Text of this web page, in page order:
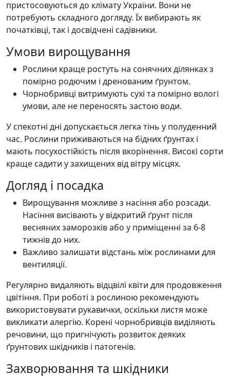
пристосовуються до клімату України. Вони не
потребують складного догляду. Їх вибирають як
початківці, так і досвідчені садівники.
Умови вирощування
Рослини краще ростуть на сонячних ділянках з
помірно родючим і дренованим ґрунтом.
Чорнобривці витримують сухі та помірно вологі
умови, але не переносять застою води.
У спекотні дні допускається легка тінь у полуденний
час. Рослини приживаються на бідних ґрунтах і
мають посухостійкість після вкорінення. Високі сорти
краще садити у захищених від вітру місцях.
Догляд і посадка
Вирощування можливе з насіння або розсади.
Насіння висівають у відкритий ґрунт після
весняних заморозків або у приміщенні за 6-8
тижнів до них.
Важливо залишати відстань між рослинами для
вентиляції.
Регулярно видаляють відцвілі квіти для продовження
цвітіння. При роботі з рослиною рекомендують
використовувати рукавички, оскільки листя може
викликати алергію. Корені чорнобривців виділяють
речовини, що пригнічують розвиток деяких
ґрунтових шкідників і патогенів.
Захворювання та шкідники